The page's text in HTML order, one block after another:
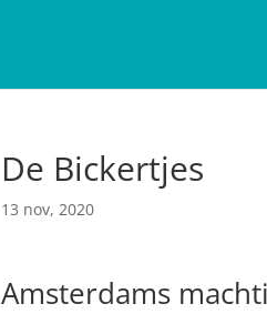
De Bickertjes
13 nov, 2020
Amsterdams